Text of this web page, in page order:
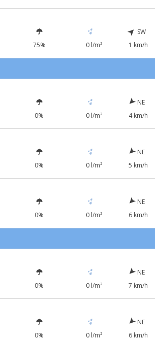
75% 0 l/m²
SW
1 km/h
0% 0 l/m²
NE
4 km/h
0% 0 l/m²
NE
5 km/h
0% 0 l/m²
NE
6 km/h
0% 0 l/m²
NE
7 km/h
0% 0 l/m²
NE
6 km/h